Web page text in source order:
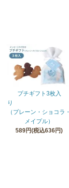
プチギフト3枚入
り
（プレーン・ショコラ・
メイプル）
589円(税込636円)